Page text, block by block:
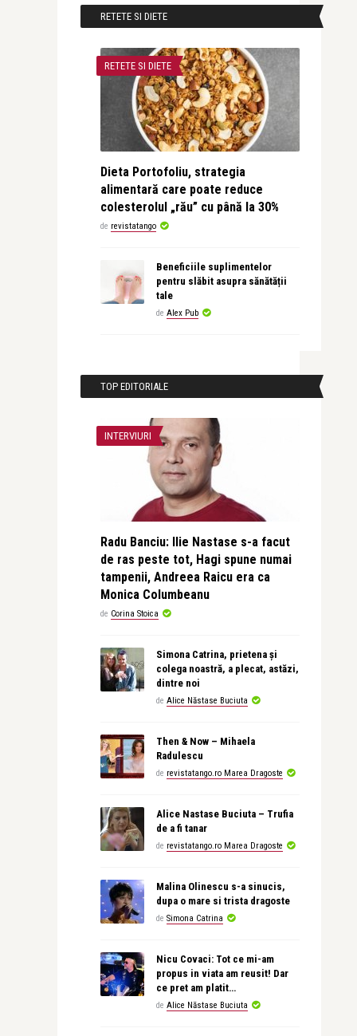
RETETE SI DIETE
RETETE SI DIETE
Dieta Portofoliu, strategia
alimentară care poate reduce
colesterolul „rău” cu până la 30%
de revistatango
Beneficiile suplimentelor
pentru slăbit asupra sănătății
tale
de Alex Pub
TOP EDITORIALE
INTERVIURI
Radu Banciu: Ilie Nastase s-a facut
de ras peste tot, Hagi spune numai
tampenii, Andreea Raicu era ca
Monica Columbeanu
de Corina Stoica
Simona Catrina, prietena și
colega noastră, a plecat, astăzi,
dintre noi
de Alice Năstase Buciuta
Then & Now – Mihaela
Radulescu
de revistatango.ro Marea Dragoste
Alice Nastase Buciuta – Trufia
de a fi tanar
de revistatango.ro Marea Dragoste
Malina Olinescu s-a sinucis,
dupa o mare si trista dragoste
de Simona Catrina
Nicu Covaci: Tot ce mi-am
propus in viata am reusit! Dar
ce pret am platit…
de Alice Năstase Buciuta